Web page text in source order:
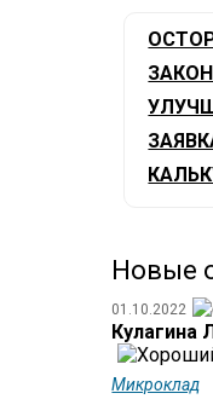
Новые
01.10.2022
Кулагина
Микроклад